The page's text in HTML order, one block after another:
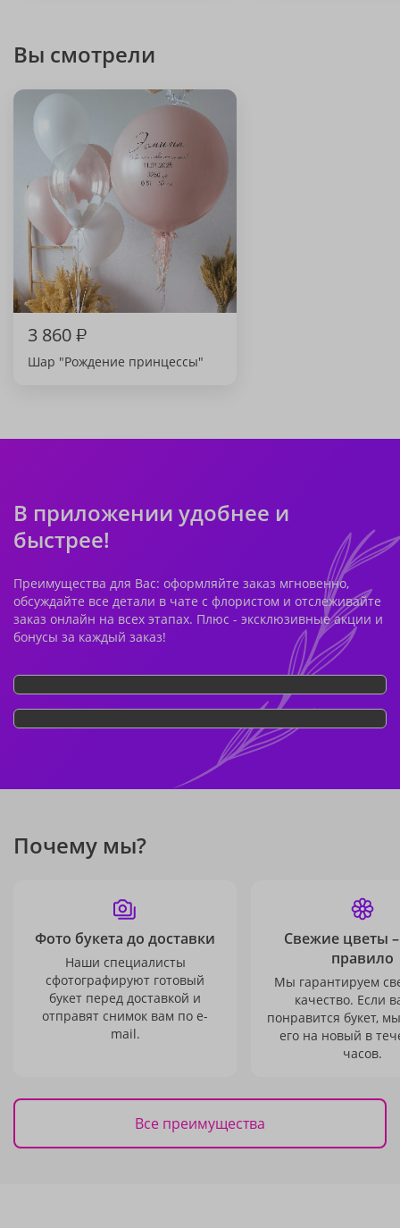
Вы смотрели
3 860₽
Шар "Рождение принцессы"
В приложении удобнее и
быстрее!
Преимущества для Вас: оформляйте заказ мгновенно,
обсуждайте все детали в чате с флористом и отслеживайте
заказ онлайн на всех этапах. Плюс - эксклюзивные акции и
бонусы за каждый заказ!
Почему мы?
Фото букета до доставки
Наши специалисты
сфотографируют готовый
букет перед доставкой и
отправят снимок вам по e-
mail.
Свежие цветы
правило
Мы гарантируем
качество. Если
понравится букет,
его на новый в
часов.
Все преимущества